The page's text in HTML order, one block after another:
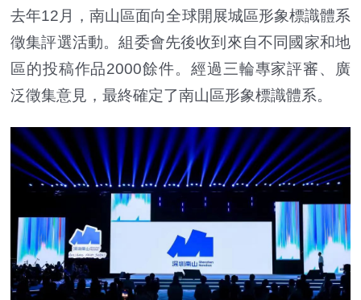
去年12月，南山區面向全球開展城區形象標識體系
徵集評選活動。組委會先後收到來自不同國家和地
區的投稿作品2000餘件。經過三輪專家評審、廣
泛徵集意見，最終確定了南山區形象標識體系。